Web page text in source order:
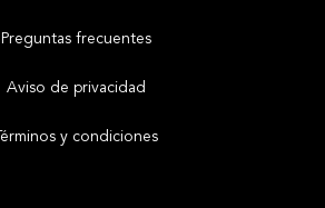
Preguntas frecuentes
Aviso de privacidad
Términos y condiciones